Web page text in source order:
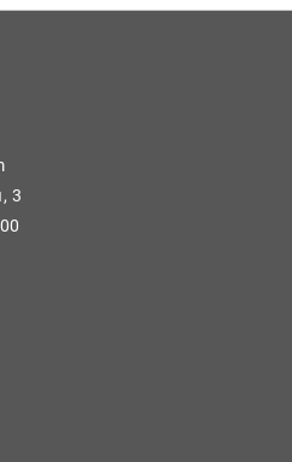
3